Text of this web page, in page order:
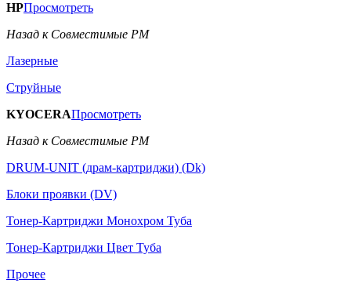
HPПросмотреть
Назад к Совместимые РМ
Лазерные
Струйные
KYOCERAПросмотреть
Назад к Совместимые РМ
DRUM-UNIT (драм-картриджи) (Dk)
Блоки проявки (DV)
Тонер-Картриджи Монохром Туба
Тонер-Картриджи Цвет Туба
Прочее